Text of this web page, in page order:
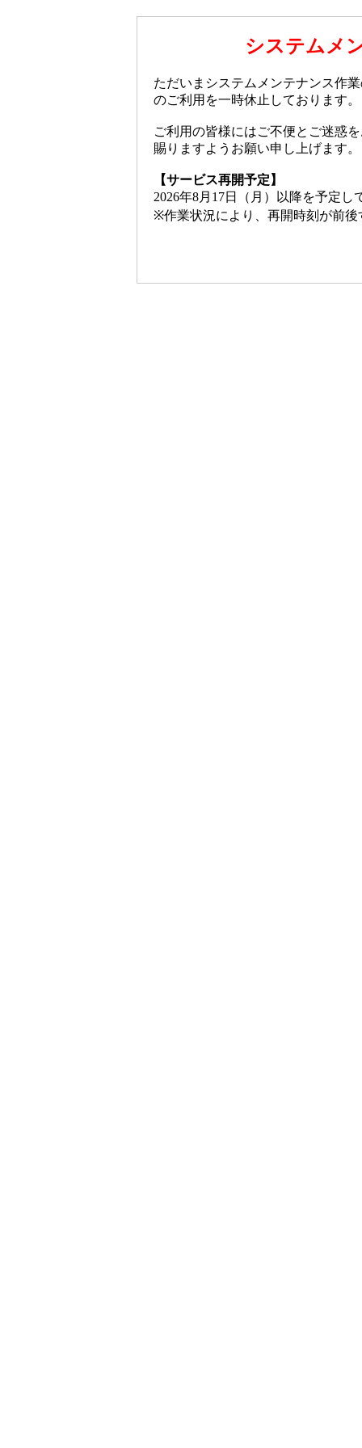
システムメ
ただいまシステムメンテナンス作
のご利用を一時休止しております。
ご利用の皆様にはご不便とご迷惑
賜りますようお願い申し上げます。
【サービス再開予定】
2026年8月17日（月）以降を予定し
※作業状況により、再開時刻が前